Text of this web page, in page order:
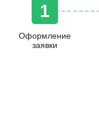
1
Оформление
заявки